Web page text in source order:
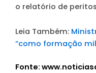
o relatório de peritos
Leia Também:
“como formação
Fonte: